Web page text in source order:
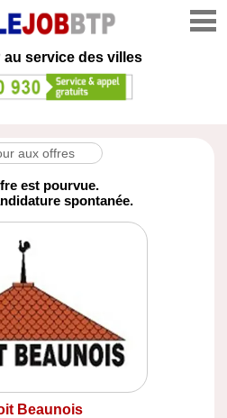
au service des villes
aux offres
est pourvue.
spontanée.
Beaunois